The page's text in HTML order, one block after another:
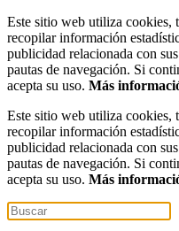
Este sitio web utiliza cookies,
recopilar información
publicidad relacionada con
pautas de navegación. Si
acepta su uso. Más
Este sitio web utiliza cookies,
recopilar información
publicidad relacionada con
pautas de navegación. Si
acepta su uso. Más